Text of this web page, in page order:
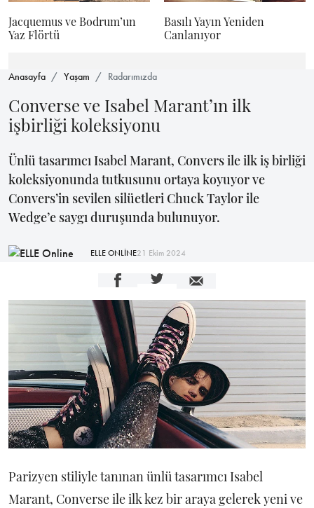
Jacquemus ve Bodrum’un
Yaz Flörtü
Basılı Yayın Yeniden
Canlanıyor
Anasayfa Yaşam Radarımızda
Converse ve Isabel Marant’ın ilk
işbirliği koleksiyonu
Ünlü tasarımcı Isabel Marant, Convers ile ilk iş birliği
koleksiyonunda tutkusunu ortaya koyuyor ve
Convers’in sevilen silüetleri Chuck Taylor ile
Wedge’e saygı duruşunda bulunuyor.
ELLE ONLİNE21 Ekim 2024
Parizyen stiliyle tanınan ünlü tasarımcı Isabel
Marant, Converse ile ilk kez bir araya gelerek yeni ve